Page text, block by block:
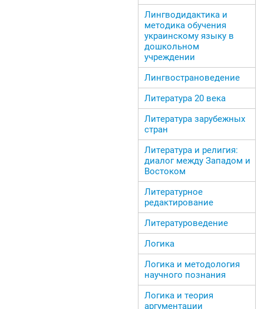
Лингводидактика и
методика обучения
украинскому языку в
дошкольном
учреждении
Лингвострановедение
Литература 20 века
Литература зарубежных
стран
Литература и религия:
диалог между Западом и
Востоком
Литературное
редактирование
Литературоведение
Логика
Логика и методология
научного познания
Логика и теория
аргументации